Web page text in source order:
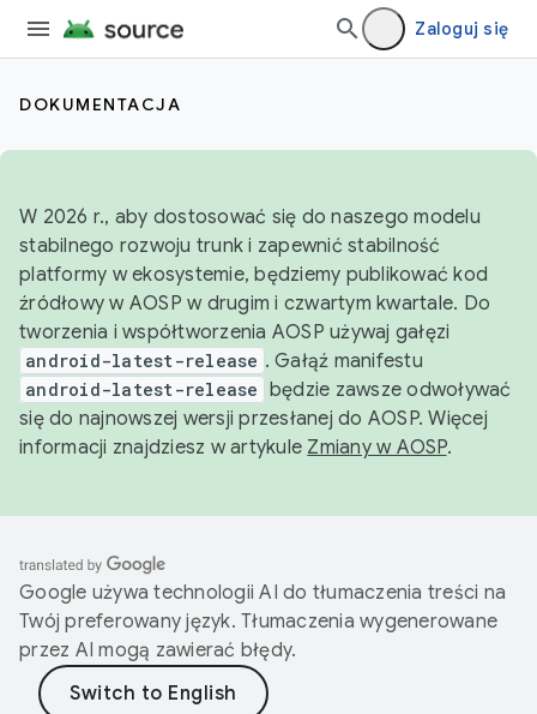
Zaloguj się
DOKUMENTACJA
W 2026 r., aby dostosować się do naszego modelu
stabilnego rozwoju trunk i zapewnić stabilność
platformy w ekosystemie, będziemy publikować kod
źródłowy w AOSP w drugim i czwartym kwartale. Do
tworzenia i współtworzenia AOSP używaj gałęzi
android-latest-release . Gałąź manifestu
android-latest-release będzie zawsze odwoływać
się do najnowszej wersji przesłanej do AOSP. Więcej
informacji znajdziesz w artykule Zmiany w AOSP.
Google używa technologii AI do tłumaczenia treści na
Twój preferowany język. Tłumaczenia wygenerowane
przez AI mogą zawierać błędy.